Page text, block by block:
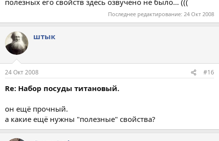
полезных его свойств здесь озвучено не было... (((
Последнее редактирование: 24 Окт 2008
штык
24 Окт 2008 #16
Re: Набор посуды титановый.
он ещё прочный.
а какие ещё нужны "полезные" свойства?